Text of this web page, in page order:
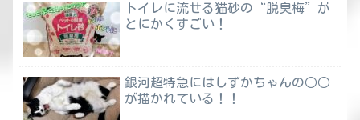
トイレに流せる猫砂の“脱臭梅”が
とにかくすごい！
銀河超特急にはしずかちゃんの○○
が描かれている！！